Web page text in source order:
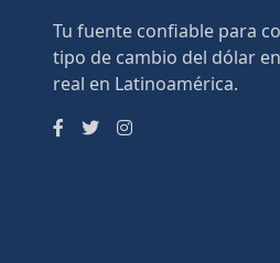
Tu fuente confiable para
tipo de cambio del dólar
real en Latinoamérica.